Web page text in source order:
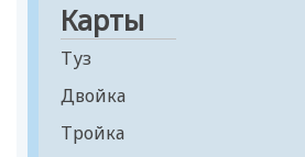
Карты
Туз
Двойка
Тройка